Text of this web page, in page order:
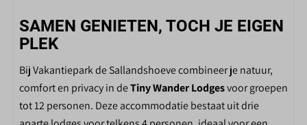
KEUKEN
Koelkast met vriesvak
Nespresso koffiemachine
Oven
SAMEN GENIETEN, TOCH JE EIGEN
PLEK
Bij Vakantiepark de Sallandshoeve combineer je natuur,
comfort en privacy in deTiny Wander Lodgesvoor groepen
tot 12 personen. Deze accommodatie bestaat uit drie